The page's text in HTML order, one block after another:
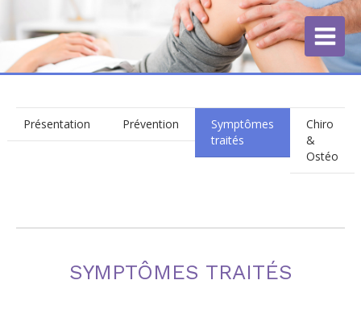
Présentation Prévention
Symptômes
traités
Chiro
&
Ostéo
SYMPTÔMES TRAITÉS